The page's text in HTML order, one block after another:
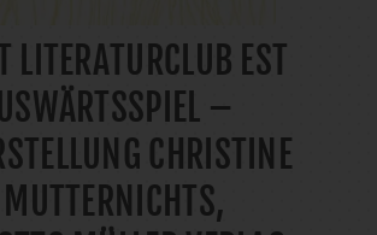
LITERATURCLUB EST
–
CHRISTINE